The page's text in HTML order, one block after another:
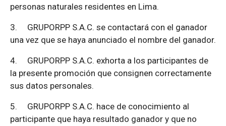
personas naturales residentes en Lima.
3. GRUPORPP S.A.C. se contactará con el ganador
una vez que se haya anunciado el nombre del ganador.
4. GRUPORPP S.A.C. exhorta a los participantes de
la presente promoción que consignen correctamente
sus datos personales.
5. GRUPORPP S.A.C. hace de conocimiento al
participante que haya resultado ganador y que no